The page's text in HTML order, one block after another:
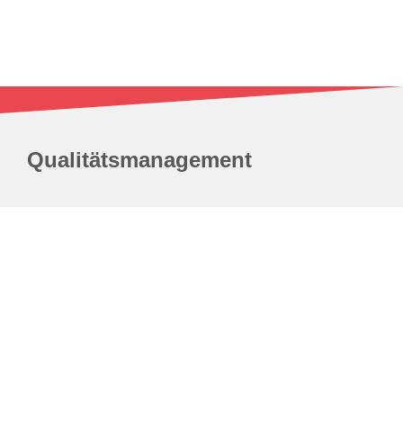
Qualitätsmanagement